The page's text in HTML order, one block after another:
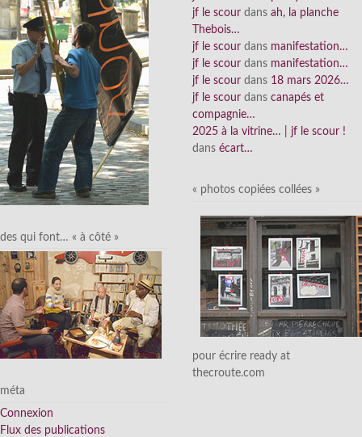
des qui font… « à côté »
méta
Connexion
Flux des publications
jf le scour dans ah, la planche
Thebois…
jf le scour dans manifestation…
jf le scour dans manifestation…
jf le scour dans 18 mars 2026…
jf le scour dans canapés et
compagnie…
2025 à la vitrine… | jf le scour !
dans écart…
« photos copiées collées »
pour écrire ready at
thecroute.com